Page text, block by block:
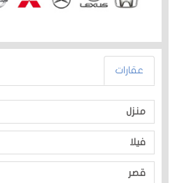
عقارات
منزل
فيلا
قصر